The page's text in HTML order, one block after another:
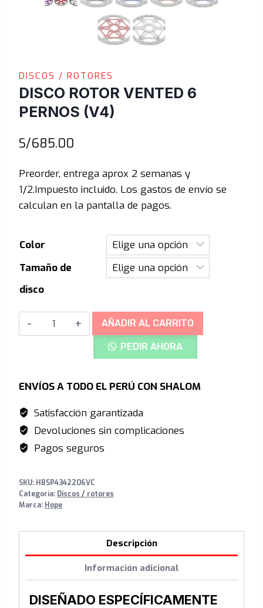
DISCOS / ROTORES
DISCO ROTOR VENTED 6
PERNOS (V4)
S/685.00
Preorder, entrega aprox 2 semanas y
1/2.Impuesto incluido. Los gastos de envío se
calculan en la pantalla de pagos.
Color
Tamaño de
disco
Disco
Rotor
pernos
cantidad
AÑADIR AL CARRITO
PEDIR AHORA
ENVÍOS A TODO EL PERÚ CON SHALOM
Satisfacción garantizada
Devoluciones sin complicaciones
Pagos seguros
SKU: HBSP4342206VC
Categoría: Discos / rotores
Marca: Hope
Descripción
Información adicional
DISEÑADO ESPECÍFICAMENTE